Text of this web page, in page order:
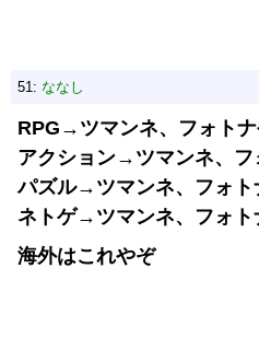
51: ななし
RPG→ツマンネ、フォト
アクション→ツマンネ、フ
パズル→ツマンネ、フォト
ネトゲ→ツマンネ、フォト
海外はこれやぞ